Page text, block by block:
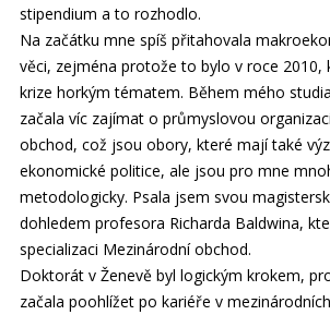
stipendium a to rozhodlo.
Na začátku mne spíš přitahovala
věci, zejména protože to bylo v roce 2010,
krize horkým tématem. Během mého
začala víc zajímat o průmyslovou
obchod, což jsou obory, které mají také
ekonomické politice, ale jsou pro mne
metodologicky. Psala jsem svou
dohledem profesora Richarda Baldwina,
specializaci Mezinárodní obchod.
Doktorát v Ženevě byl logickým krokem,
začala poohlížet po kariéře v